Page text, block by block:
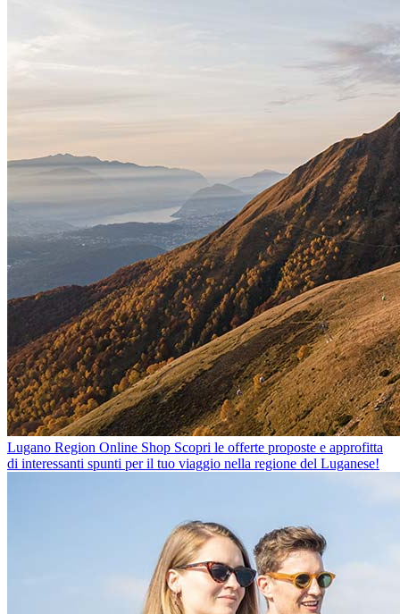
Lugano Region Online Shop Scopri le offerte proposte e approfitta
di interessanti spunti per il tuo viaggio nella regione del Luganese!